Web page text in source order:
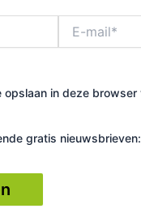
mail*
opslaan in deze
gratis nieuwsbrieven: